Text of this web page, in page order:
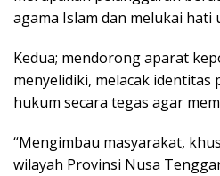
agama Islam dan melukai hati
Kedua; mendorong aparat
menyelidiki, melacak identitas
hukum secara tegas agar
“Mengimbau masyarakat,
wilayah Provinsi Nusa